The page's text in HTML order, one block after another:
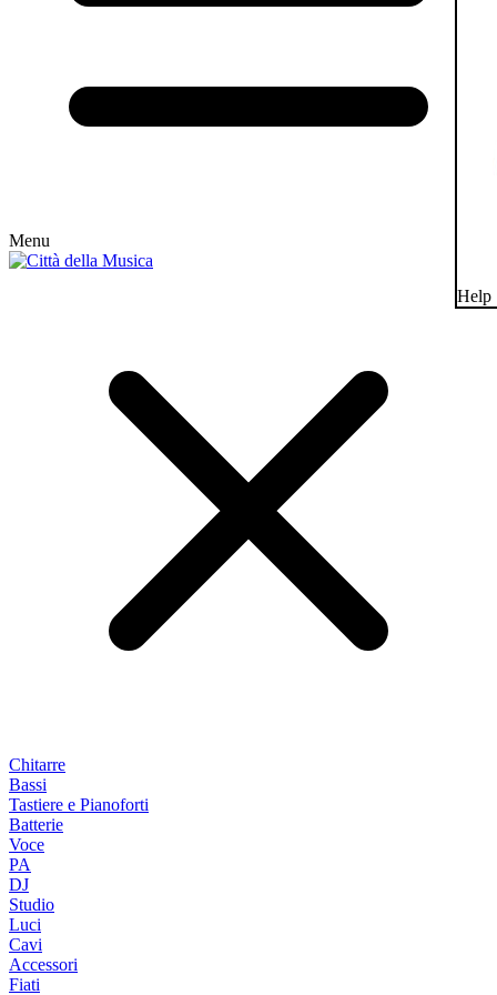
Menu
Chitarre
Bassi
Tastiere e Pianoforti
Batterie
Voce
PA
DJ
Studio
Luci
Cavi
Accessori
Fiati
Help